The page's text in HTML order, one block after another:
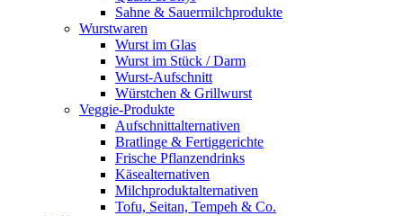
Sahne & Sauermilchprodukte
Wurstwaren
Wurst im Glas
Wurst im Stück / Darm
Wurst-Aufschnitt
Würstchen & Grillwurst
Veggie-Produkte
Aufschnittalternativen
Bratlinge & Fertiggerichte
Frische Pflanzendrinks
Käsealternativen
Milchproduktalternativen
Tofu, Seitan, Tempeh & Co.